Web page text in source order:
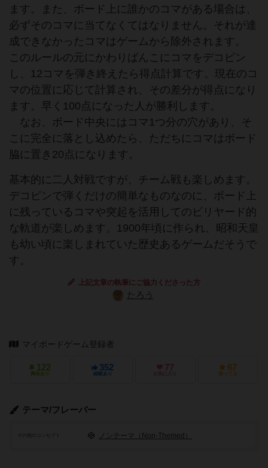
ます。また、ボード上に誰かのコマがある場合は、
必ずそのコマに当てなくてはなりません。それが達
成できなかったコマはゲームから除外されます。
このルールの元にかわりばんこにコマをデコピン
し、12コマを弾き終えたら得点計算です。現在のコ
マの位置に応じて計算され、その差分が得点になり
ます。早く100点になった人が勝利します。
なお、ボード中央にはコマ1つ分の穴があり、そ
こに完全に落とし込めたら、ただちにコマはボード
脇に置き20点になります。
基本的に二人対戦ですが、チーム戦も楽しめます。
デコピンで弾くだけの簡単なものなのに、ボード上
に残っているコマや突起を活用してのビリヤード的
な軌道が楽しめます。1900年頃に作られ、昭和天皇
も幼い頃に楽しまれていた歴史あるゲームだそうで
す。
上記文章の執筆にご協力くださった方
たろう
マイボードゲーム登録者
122
興味あり
352
経験あり
77
お気に入り
67
持ってる
テーマ/フレーバー
その他のコンセプト ノンテーマ（Non-Themed）